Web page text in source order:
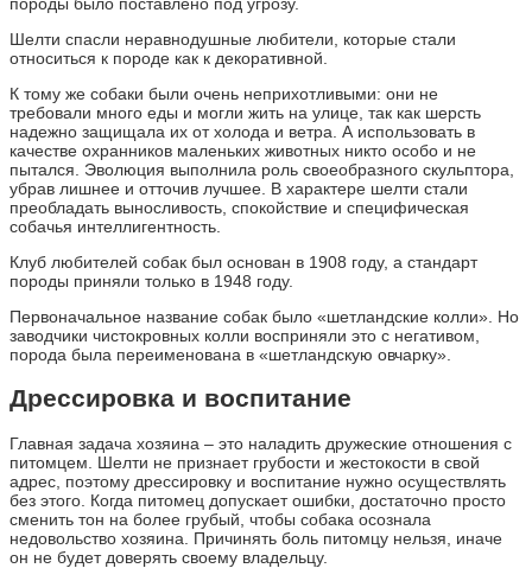
Шелти спасли неравнодушные любители, которые стали
относиться к породе как к декоративной.
К тому же собаки были очень неприхотливыми: они не
требовали много еды и могли жить на улице, так как шерсть
надежно защищала их от холода и ветра. А использовать в
качестве охранников маленьких животных никто особо и не
пытался. Эволюция выполнила роль своеобразного скульптора,
убрав лишнее и отточив лучшее. В характере шелти стали
преобладать выносливость, спокойствие и специфическая
собачья интеллигентность.
Клуб любителей собак был основан в 1908 году, а стандарт
породы приняли только в 1948 году.
Первоначальное название собак было «шетландские колли». Но
заводчики чистокровных колли восприняли это с негативом,
порода была переименована в «шетландскую овчарку».
Дрессировка и воспитание
Главная задача хозяина – это наладить дружеские отношения с
питомцем. Шелти не признает грубости и жестокости в свой
адрес, поэтому дрессировку и воспитание нужно осуществлять
без этого. Когда питомец допускает ошибки, достаточно просто
сменить тон на более грубый, чтобы собака осознала
недовольство хозяина. Причинять боль питомцу нельзя, иначе
он не будет доверять своему владельцу.